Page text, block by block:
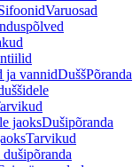
Varuosad
ja vannidDuššPõranda
jaoksDušipõranda
Tarvikud